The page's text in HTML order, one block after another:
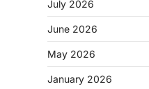
July 2026
June 2026
May 2026
January 2026CG: 1 से